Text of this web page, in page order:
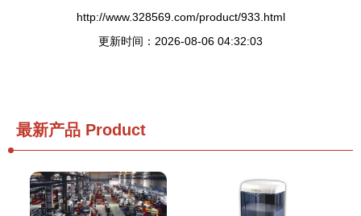
http://www.328569.com/product/933.html
更新时间：2026-08-06 04:32:03
最新产品 Product